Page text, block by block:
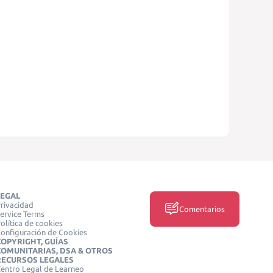
Terms
de cookies
de Cookies
GUÍAS
DSA & OTROS
LEGALES
Legal de Learneo
Comentarios